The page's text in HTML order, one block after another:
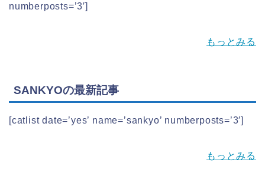
numberposts=’3′]
もっとみる
SANKYOの最新記事
[catlist date=’yes’ name=’sankyo’ numberposts=’3′]
もっとみる